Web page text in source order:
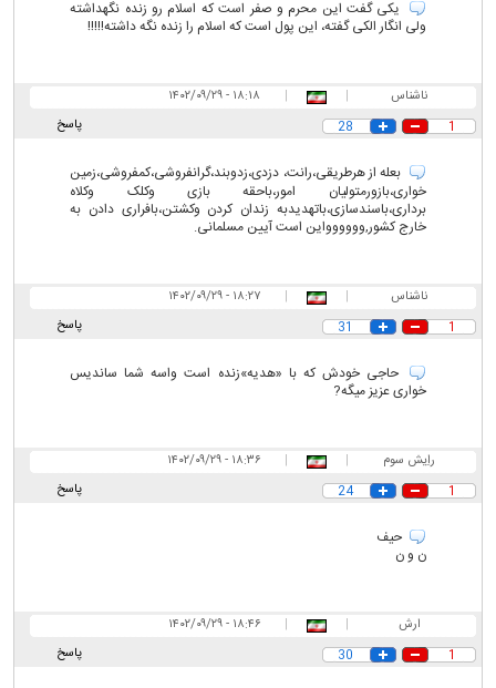
یکی گفت این محرم و صفر است که اسلام رو زنده نگهداشته
ولی انگار الکی گفته، این پول است که اسلام را زنده نگه داشته!!!!!
ناشناس |
|
۱۸:۱۸ - ۱۴۰۲/۰۹/۲۹
پاسخ
1
28
بعله از هرطریقی،رانت، دزدی،زدوبند،گرانفروشی،کمفروشی،زمین
خواری،بازورمتولیان امور،باحقه بازی وکلک وکلاه
برداری،باسندسازی،باتهدیدبه زندان کردن وکشتن،بافراری دادن به
خارج کشور,وووووواین است آیین مسلمانی.
ناشناس |
|
۱۸:۲۷ - ۱۴۰۲/۰۹/۲۹
پاسخ
1
31
حاجی خودش که با «هدیه»زنده است واسه شما ساندیس
خواری عزیز میگه?
راِیش سوم |
|
۱۸:۳۶ - ۱۴۰۲/۰۹/۲۹
پاسخ
1
24
حیف
ن و ن
ارش |
|
۱۸:۴۶ - ۱۴۰۲/۰۹/۲۹
پاسخ
1
30